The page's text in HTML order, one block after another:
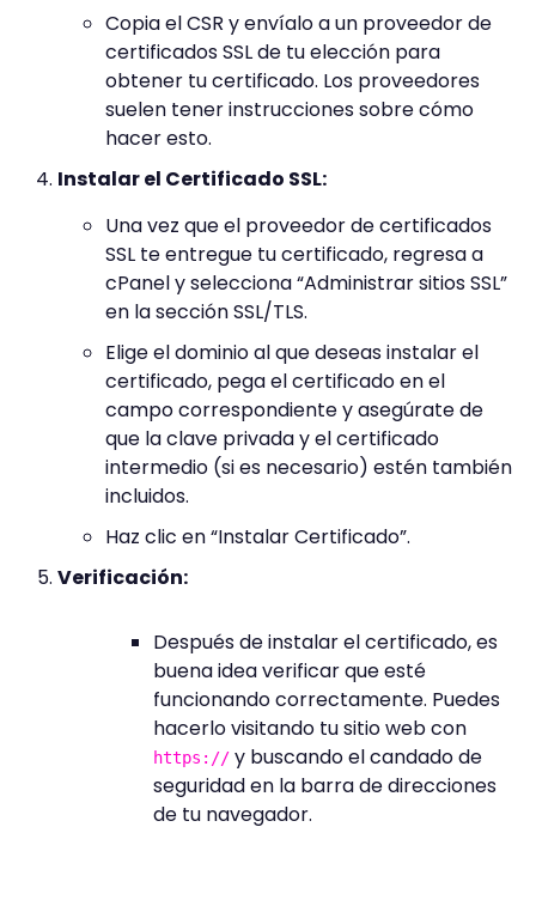
Copia el CSR y envíalo a un proveedor de
certificados SSL de tu elección para
obtener tu certificado. Los proveedores
suelen tener instrucciones sobre cómo
hacer esto.
Instalar el Certificado SSL:
Una vez que el proveedor de certificados
SSL te entregue tu certificado, regresa a
cPanel y selecciona “Administrar sitios SSL”
en la sección SSL/TLS.
Elige el dominio al que deseas instalar el
certificado, pega el certificado en el
campo correspondiente y asegúrate de
que la clave privada y el certificado
intermedio (si es necesario) estén también
incluidos.
Haz clic en “Instalar Certificado”.
Verificación:
Después de instalar el certificado, es
buena idea verificar que esté
funcionando correctamente. Puedes
hacerlo visitando tu sitio web con
https:// y buscando el candado de
seguridad en la barra de direcciones
de tu navegador.